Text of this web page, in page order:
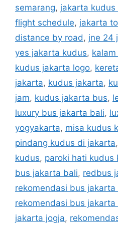
semarang, jakarta kudus
flight schedule, jakarta
distance by road , jne 24
yes jakarta kudus,
kudus jakarta logo,
jakarta, kudus jakarta,
jam, kudus jakarta bus,
luxury bus jakarta bali,
yogyakarta, misa kudus
pindang kudus di jakarta,
kudus, paroki hati kudus
bus jakarta bali, redbus
rekomendasi bus
rekomendasi bus jakarta
jakarta jogja,